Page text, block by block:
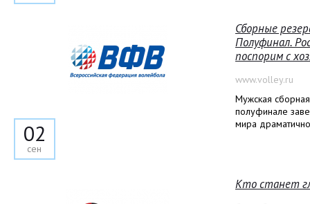
02
сен
Сборные
Полуфинал.
поспорим с
www.volley.ru
Мужская
полуфинале
мира
Кто станет